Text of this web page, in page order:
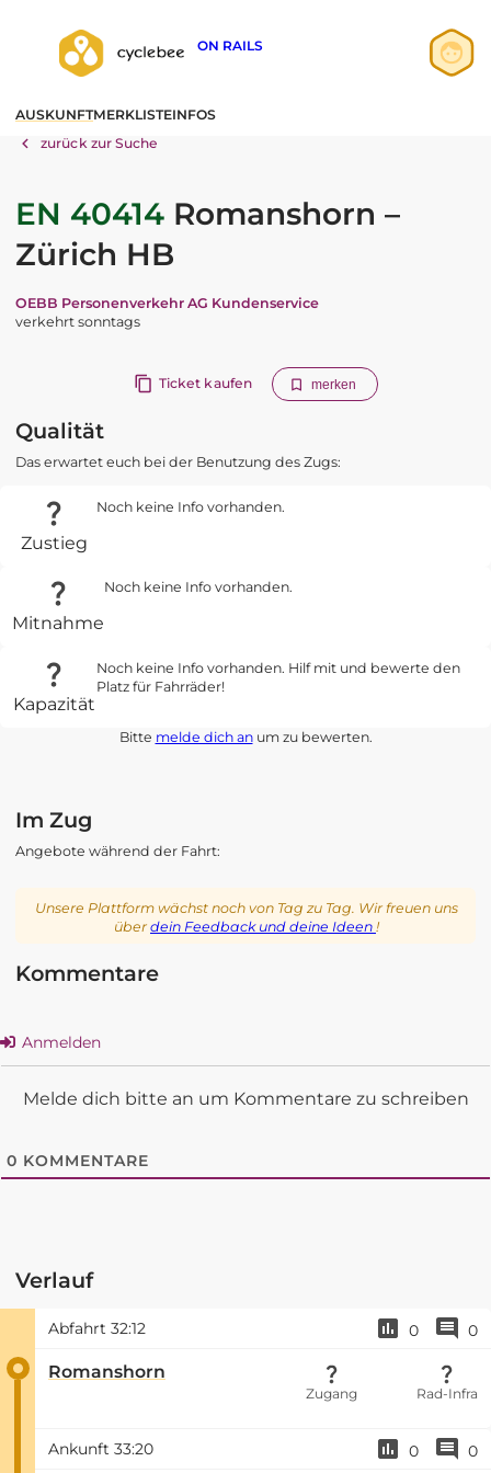
ON RAILS
AUSKUNFTMERKLISTEINFOS
zurück zur Suche
EN 40414 Romanshorn –
Zürich HB
OEBB Personenverkehr AG Kundenservice
verkehrt sonntags
Ticket kaufen merken
Qualität
Das erwartet euch bei der Benutzung des Zugs:
Zustieg
Noch keine Info vorhanden.
Mitnahme
Noch keine Info vorhanden.
Kapazität
Noch keine Info vorhanden. Hilf mit und bewerte den
Platz für Fahrräder!
Bitte melde dich anum zu bewerten.
Im Zug
Angebote während der Fahrt:
Unsere Plattform wächst noch von Tag zu Tag. Wir freuen uns
überdein Feedback und deine Ideen !
Kommentare
Anmelden
Melde dich bitte an um Kommentare zu schreiben
0 KOMMENTARE
Verlauf
Abfahrt 32:12 0 0
Romanshorn
Zugang Rad-Infra
Ankunft 33:20 0 0